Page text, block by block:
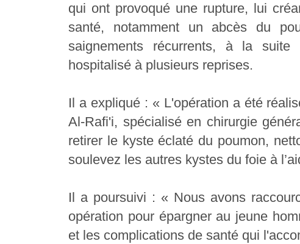
qui ont provoqué une rupture, lui
santé, notamment un abcès du
saignements récurrents, à la
hospitalisé à plusieurs reprises.
Il a expliqué : « L'opération a été
Al-Rafi'i, spécialisé en chirurgie
retirer le kyste éclaté du poumon,
soulevez les autres kystes du foie à
Il a poursuivi : « Nous avons
opération pour épargner au jeune
et les complications de santé qui